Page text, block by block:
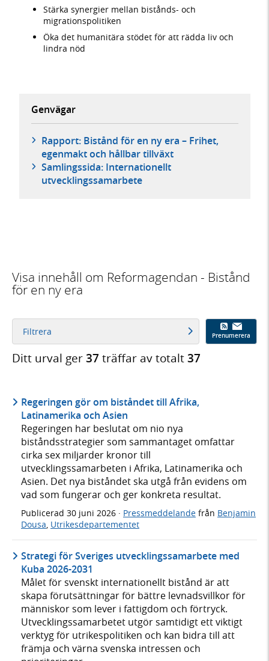
Stärka synergier mellan bistånds- och
migrationspolitiken
Öka det humanitära stödet för att rädda liv och
lindra nöd
Genvägar
Rapport: Bistånd för en ny era – Frihet,
egenmakt och hållbar tillväxt
Samlingssida: Internationellt
utvecklingssamarbete
Visa innehåll om Reformagendan - Bistånd
för en ny era
Filtrera Prenumerera
Ditt urval ger37 träffar av totalt37
Regeringen gör om biståndet till Afrika,
Latinamerika och Asien
Regeringen har beslutat om nio nya
biståndsstrategier som sammantaget omfattar
cirka sex miljarder kronor till
utvecklingssamarbeten i Afrika, Latinamerika och
Asien. Det nya biståndet ska utgå från evidens om
vad som fungerar och ger konkreta resultat.
Publicerad 30 juni 2026 · Pressmeddelande från Benjamin
Dousa, Utrikesdepartementet
Strategi för Sveriges utvecklingssamarbete med
Kuba 2026-2031
Målet för svenskt internationellt bistånd är att
skapa förutsättningar för bättre levnadsvillkor för
människor som lever i fattigdom och förtryck.
Utvecklingssamarbetet utgör samtidigt ett viktigt
verktyg för utrikespolitiken och kan bidra till att
främja och värna svenska intressen och